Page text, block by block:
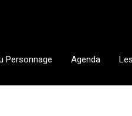
Personnage Agenda